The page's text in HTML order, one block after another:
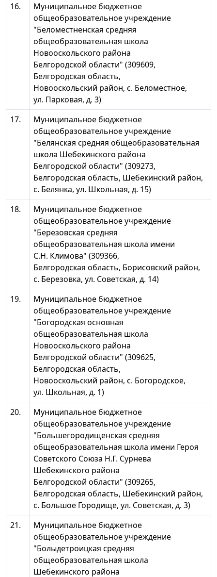
16.
Муниципальное бюджетное
общеобразовательное учреждение
"Беломестненская средняя
общеобразовательная школа
Новооскольского района
Белгородской области" (309609,
Белгородская область,
Новооскольский район, с. Беломестное,
ул. Парковая, д. 3)
17.
Муниципальное бюджетное
общеобразовательное учреждение
"Белянская средняя общеобразовательная
школа Шебекинского района
Белгородской области" (309273,
Белгородская область, Шебекинский район,
с. Белянка, ул. Школьная, д. 15)
18.
Муниципальное бюджетное
общеобразовательное учреждение
"Березовская средняя
общеобразовательная школа имени
С.Н. Климова" (309366,
Белгородская область, Борисовский район,
с. Березовка, ул. Советская, д. 14)
19.
Муниципальное бюджетное
общеобразовательное учреждение
"Богородская основная
общеобразовательная школа
Новооскольского района
Белгородской области" (309625,
Белгородская область,
Новооскольский район, с. Богородское,
ул. Школьная, д. 1)
20.
Муниципальное бюджетное
общеобразовательное учреждение
"Большегородищенская средняя
общеобразовательная школа имени Героя
Советского Союза Н.Г. Сурнева
Шебекинского района
Белгородской области" (309265,
Белгородская область, Шебекинский район,
с. Большое Городище, ул. Советская, д. 3)
21.
Муниципальное бюджетное
общеобразовательное учреждение
"Болыдетроицкая средняя
общеобразовательная школа
Шебекинского района